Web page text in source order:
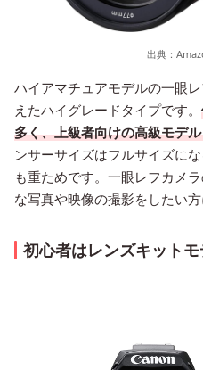
出典：
ハイアマチュアモデルの一眼
えたハイグレードタイプです。
多く、上級者向けの高級モデ
ンサーサイズはフルサイズに
も重ためです。一眼レフカメ
な写真や映像の撮影をしたい方
初心者はレンズキット